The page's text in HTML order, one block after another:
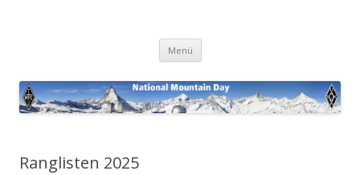
Menü Zum
springen
Ranglisten 2025